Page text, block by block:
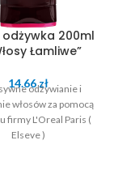
odżywka 200ml
Łamliwe”
14.66zł
odżywianie i
włosów za pomocą
firmy L'Oreal Paris (
Elseve )